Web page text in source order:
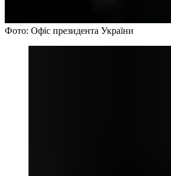
Фото: Офіс президента України